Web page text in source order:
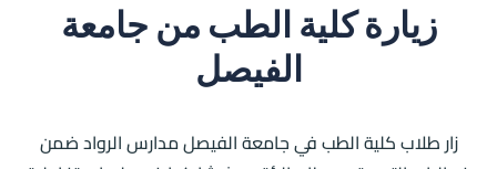
زيارة كلية الطب من جامعة
الفيصل
زار طلاب كلية الطب في جامعة الفيصل مدارس الرواد ضمن